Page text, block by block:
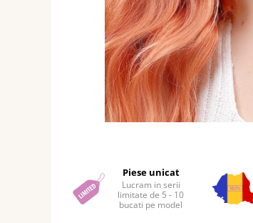
Piese unicat
Lucram in serii
limitate de 5 - 10
bucati pe model